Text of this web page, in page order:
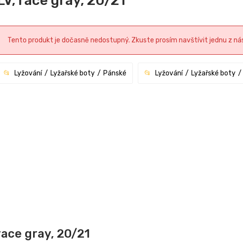
Tento produkt je dočasně nedostupný. Zkuste prosím navštívit jednu z
Lyžování Lyžařské boty Pánské Lyžování Lyžařské boty
gray, 20/21